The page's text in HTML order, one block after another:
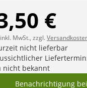
€
MwSt., zzgl.
nicht lieferbar
nicht bekannt
Benachrichtigung